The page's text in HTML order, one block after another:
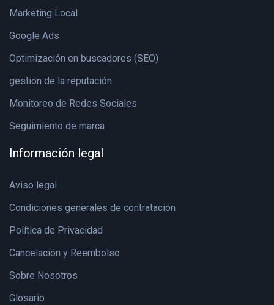
Marketing Local
Google Ads
Optimización en buscadores (SEO)
gestión de la reputación
Monitoreo de Redes Sociales
Seguimiento de marca
Información legal
Aviso legal
Condiciones generales de contratación
Política de Privacidad
Cancelación y Reembolso
Sobre Nosotros
Glosario